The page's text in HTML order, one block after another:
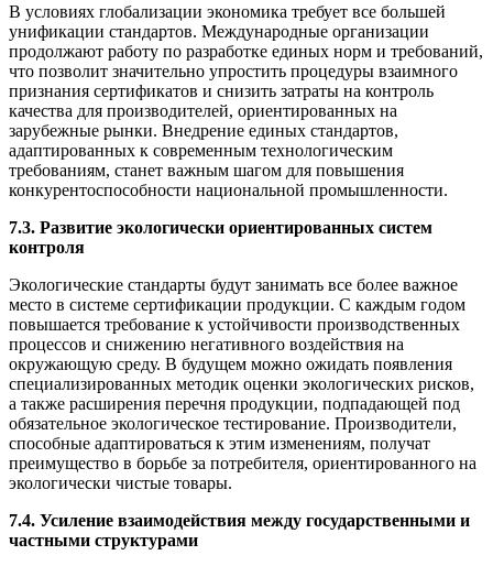
В условиях глобализации экономика требует все большей
унификации стандартов. Международные организации
продолжают работу по разработке единых норм и требований,
что позволит значительно упростить процедуры взаимного
признания сертификатов и снизить затраты на контроль
качества для производителей, ориентированных на
зарубежные рынки. Внедрение единых стандартов,
адаптированных к современным технологическим
требованиям, станет важным шагом для повышения
конкурентоспособности национальной промышленности.
7.3. Развитие экологически ориентированных систем
контроля
Экологические стандарты будут занимать все более важное
место в системе сертификации продукции. С каждым годом
повышается требование к устойчивости производственных
процессов и снижению негативного воздействия на
окружающую среду. В будущем можно ожидать появления
специализированных методик оценки экологических рисков,
а также расширения перечня продукции, подпадающей под
обязательное экологическое тестирование. Производители,
способные адаптироваться к этим изменениям, получат
преимущество в борьбе за потребителя, ориентированного на
экологически чистые товары.
7.4. Усиление взаимодействия между государственными и
частными структурами